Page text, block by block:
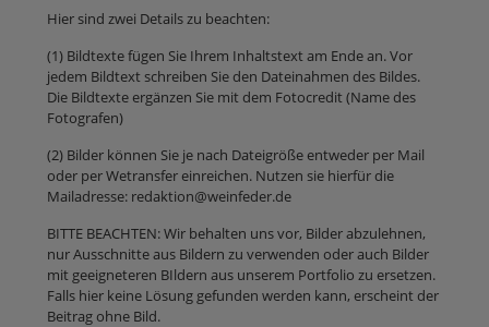
Hier sind zwei Details zu beachten:
(1) Bildtexte fügen Sie Ihrem Inhaltstext am Ende an. Vor
jedem Bildtext schreiben Sie den Dateinahmen des Bildes.
Die Bildtexte ergänzen Sie mit dem Fotocredit (Name des
Fotografen)
(2) Bilder können Sie je nach Dateigröße entweder per Mail
oder per Wetransfer einreichen. Nutzen sie hierfür die
Mailadresse: redaktion@weinfeder.de
BITTE BEACHTEN: Wir behalten uns vor, Bilder abzulehnen,
nur Ausschnitte aus Bildern zu verwenden oder auch Bilder
mit geeigneteren BIldern aus unserem Portfolio zu ersetzen.
Falls hier keine Lösung gefunden werden kann, erscheint der
Beitrag ohne Bild.